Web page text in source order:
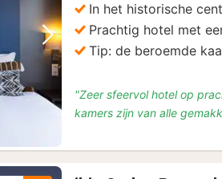
Volgende foto
In het historische
Prachtig hotel met
Tip: de beroemde
"Zeer sfeervol hotel op
kamers zijn van alle